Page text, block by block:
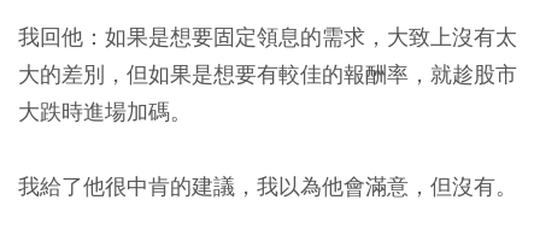
我回他：如果是想要固定領息的需求，大致上沒有太
大的差別，但如果是想要有較佳的報酬率，就趁股市
大跌時進場加碼。
我給了他很中肯的建議，我以為他會滿意，但沒有。